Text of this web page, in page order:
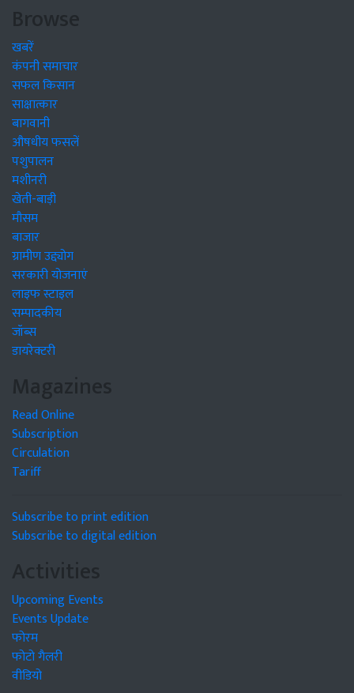
Browse
खबरें
कंपनी समाचार
सफल किसान
साक्षात्कार
बागवानी
औषधीय फसलें
पशुपालन
मशीनरी
खेती-बाड़ी
मौसम
बाजार
ग्रामीण उद्द्योग
सरकारी योजनाएं
लाइफ स्टाइल
सम्पादकीय
जॉब्स
डायरेक्टरी
Magazines
Read Online
Subscription
Circulation
Tariff
Subscribe to print edition
Subscribe to digital edition
Activities
Upcoming Events
Events Update
फोरम
फोटो गैलरी
वीडियो